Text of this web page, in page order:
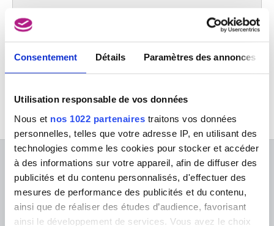
Consentement Détails Paramètres des annonces
Utilisation responsable de vos données
Nous et nos 1022 partenaires traitons vos données
personnelles, telles que votre adresse IP, en utilisant des
technologies comme les cookies pour stocker et accéder
à des informations sur votre appareil, afin de diffuser des
publicités et du contenu personnalisés, d'effectuer des
mesures de performance des publicités et du contenu,
ainsi que de réaliser des études d’audience, favorisant
ainsi le développement de services. Vous avez le choix
Van Assche Henri
Bruxelles 1774 - 1841
van Assche Petrus
Laeken / Bruxelles 1897 - Ostende 1974
van Avont Pieter
van Baburen Dirck
Wijk-bij-Duurstede (Pays-Bas) 1594/95 - Utrecht (Pays-Bas) 1624
van Balen Hendrick
Anvers 1575 - 1632
van Balen Jan I
Anvers 1611 - 1654
van Baurscheit Jan Pieter I
Street Scene I
À PROPOS DES MUSÉES
FAQ I Foire aux questions
Infos pratiques
Recherche
La bibliothèque